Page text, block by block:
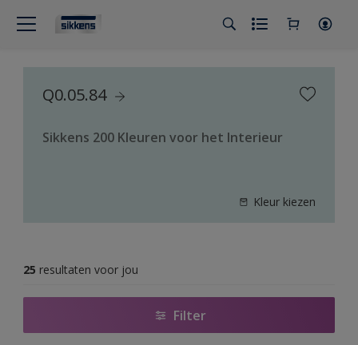
Q0.05.84
Sikkens 200 Kleuren voor het Interieur
Kleur kiezen
25 resultaten voor jou
Filter